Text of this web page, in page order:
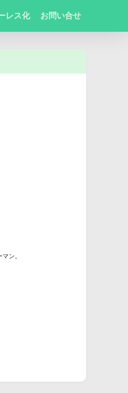
レス化 お問い合せ
ン。